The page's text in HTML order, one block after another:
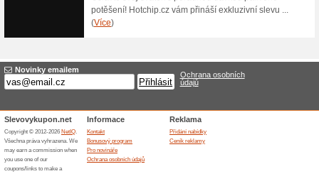
Akční nabídka zboží
100% fungovalo Akce
V e-shopu E-Cigo.cz koupíte
pořídíte například